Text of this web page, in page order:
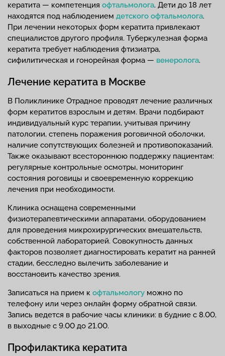
кератита — компетенция офтальмолога. Дети до 18 лет
находятся под наблюдением детского офтальмолога.
При лечении некоторых форм кератита привлекают
специалистов другого профиля. Туберкулезная форма
кератита требует наблюдения фтизиатра,
сифилитическая и гонорейная форма — венеролога.
Лечение кератита в Москве
В Поликлинике Отрадное проводят лечение различных
форм кератитов взрослым и детям. Врачи подбирают
индивидуальный курс терапии, учитывая причину
патологии, степень поражения роговичной оболочки,
наличие сопутствующих болезней и противопоказаний.
Также оказывают всестороннюю поддержку пациентам:
регулярные контрольные осмотры, мониторинг
состояния роговицы и своевременную коррекцию
лечения при необходимости.
Клиника оснащена современными
физиотерапевтическими аппаратами, оборудованием
для проведения микрохирургических вмешательств,
собственной лабораторией. Совокупность данных
факторов позволяет диагностировать кератит на ранней
стадии, бесследно вылечить заболевание и
восстановить качество зрения.
Записаться на прием к офтальмологу можно по
телефону или через онлайн форму обратной связи.
Запись ведется в рабочие часы клиники: в будние с 8.00,
в выходные с 9.00 до 21.00.
Профилактика кератита